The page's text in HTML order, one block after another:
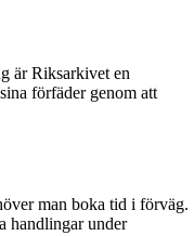
är Riksarkivet en
förfäder genom att
man boka tid i förväg.
handlingar under